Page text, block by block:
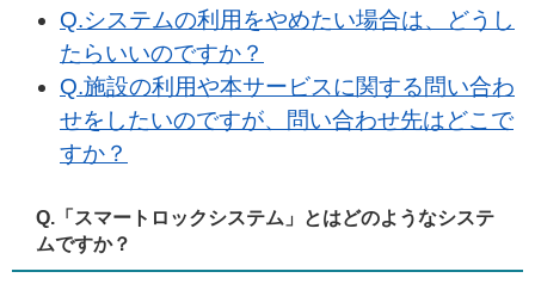
Q.​システムの利用をやめたい場合は、どうし
たらいいのですか？​​
Q.施設の利用や本サービスに関する問い合わ
せをしたいのですが、問い合わせ先はどこで
すか？​​
Q.「 スマートロックシステム」とはどのようなシステ
ムですか？​